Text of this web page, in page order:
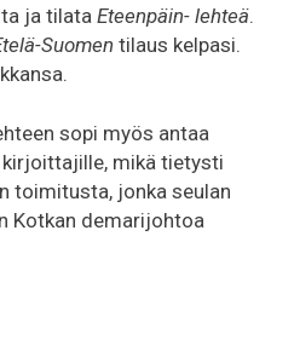
ja tilataEteenpäin- lehteä.
Suomen tilaus kelpasi.
sopi myös antaa
mikä tietysti
toimitusta, jonka seulan
Kotkan demarijohtoa